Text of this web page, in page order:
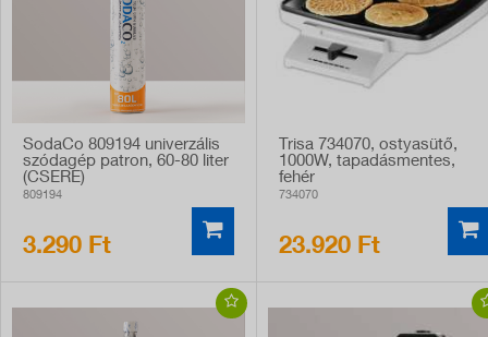
SodaCo 809194 univerzális
szódagép patron, 60-80 liter
(CSERE)
809194
3.290 Ft
Trisa 734070, ostyasütő,
1000W, tapadásmentes,
fehér
734070
23.920 Ft